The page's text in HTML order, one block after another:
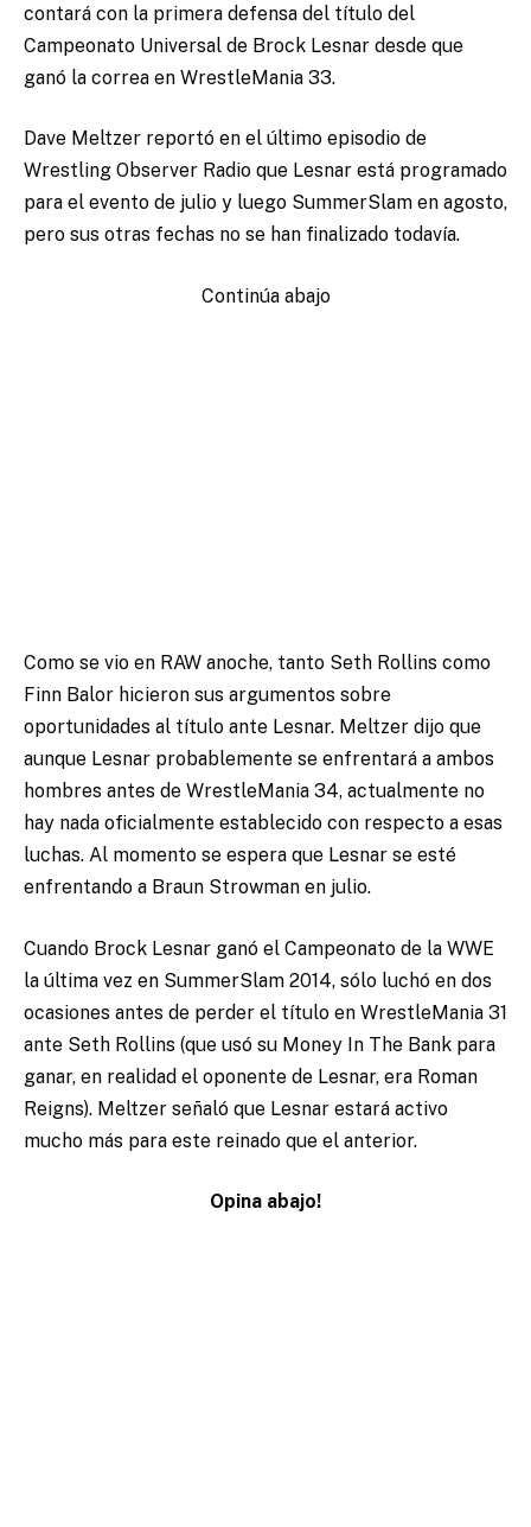
contará con la primera defensa del título del
Campeonato Universal de Brock Lesnar desde que
ganó la correa en WrestleMania 33.
Dave Meltzer reportó en el último episodio de
Wrestling Observer Radio que Lesnar está programado
para el evento de julio y luego SummerSlam en agosto,
pero sus otras fechas no se han finalizado todavía.
Continúa abajo
Como se vio en RAW anoche, tanto Seth Rollins como
Finn Balor hicieron sus argumentos sobre
oportunidades al título ante Lesnar. Meltzer dijo que
aunque Lesnar probablemente se enfrentará a ambos
hombres antes de WrestleMania 34, actualmente no
hay nada oficialmente establecido con respecto a esas
luchas. Al momento se espera que Lesnar se esté
enfrentando a Braun Strowman en julio.
Cuando Brock Lesnar ganó el Campeonato de la WWE
la última vez en SummerSlam 2014, sólo luchó en dos
ocasiones antes de perder el título en WrestleMania 31
ante Seth Rollins (que usó su Money In The Bank para
ganar, en realidad el oponente de Lesnar, era Roman
Reigns). Meltzer señaló que Lesnar estará activo
mucho más para este reinado que el anterior.
Opina abajo!